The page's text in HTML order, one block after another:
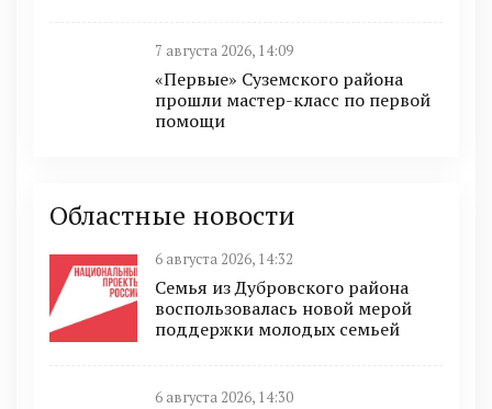
7 августа 2026, 14:09
«Первые» Суземского района
прошли мастер-класс по первой
помощи
Областные новости
6 августа 2026, 14:32
Семья из Дубровского района
воспользовалась новой мерой
поддержки молодых семьей
6 августа 2026, 14:30